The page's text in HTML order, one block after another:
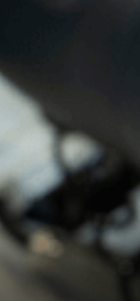
EN-US